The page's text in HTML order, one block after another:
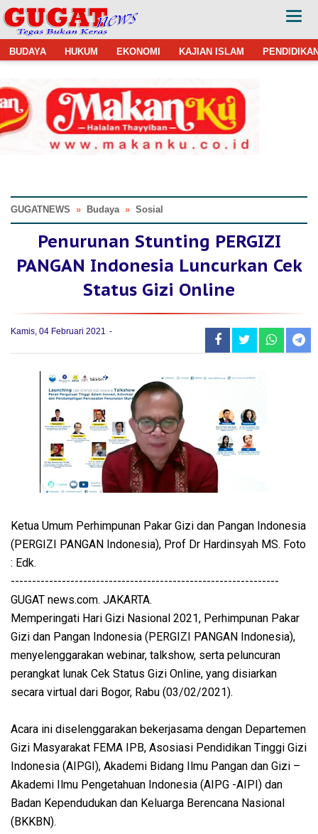
BUDAYA HUKUM EKONOMI KAJIAN ISLAM
GUGATNEWS » Budaya » Sosial
Penurunan Stunting PERGIZI
PANGAN Indonesia Luncurkan Cek
Status Gizi Online
Kamis, 04 Februari 2021
Ketua Umum Perhimpunan Pakar Gizi dan Pangan Indonesia
(PERGIZI PANGAN Indonesia), Prof Dr Hardinsyah MS. Foto
: Edk.
---------------------------------------------------------------
GUGAT news.com. JAKARTA.
Memperingati Hari Gizi Nasional 2021, Perhimpunan Pakar
Gizi dan Pangan Indonesia (PERGIZI PANGAN Indonesia),
menyelenggarakan webinar, talkshow, serta peluncuran
perangkat lunak Cek Status Gizi Online, yang disiarkan
secara virtual dari Bogor, Rabu (03/02/2021).
Acara ini diselenggarakan bekerjasama dengan Departemen
Gizi Masyarakat FEMA IPB, Asosiasi Pendidikan Tinggi Gizi
Indonesia (AIPGI), Akademi Bidang Ilmu Pangan dan Gizi –
Akademi Ilmu Pengetahuan Indonesia (AIPG -AIPI) dan
Badan Kependudukan dan Keluarga Berencana Nasional
(BKKBN).